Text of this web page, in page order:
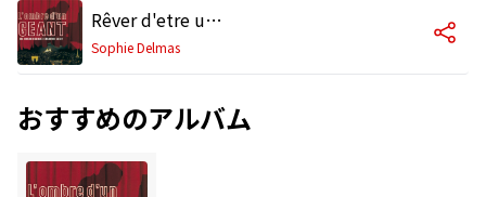
Rêver d'etre une star
Sophie Delmas
おすすめのアルバム